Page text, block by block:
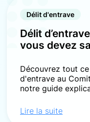
Délit d'entrave
Délit
vous devez
Découvrez tout
d'entrave au
notre guide
Lire la suite